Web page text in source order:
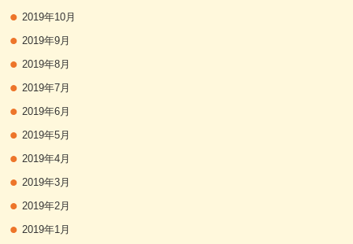
2019年10月
2019年9月
2019年8月
2019年7月
2019年6月
2019年5月
2019年4月
2019年3月
2019年2月
2019年1月